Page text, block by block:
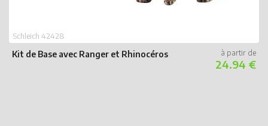
Kit de Base avec Ranger et Rhinocéros
Schleich 42428
24.94 €